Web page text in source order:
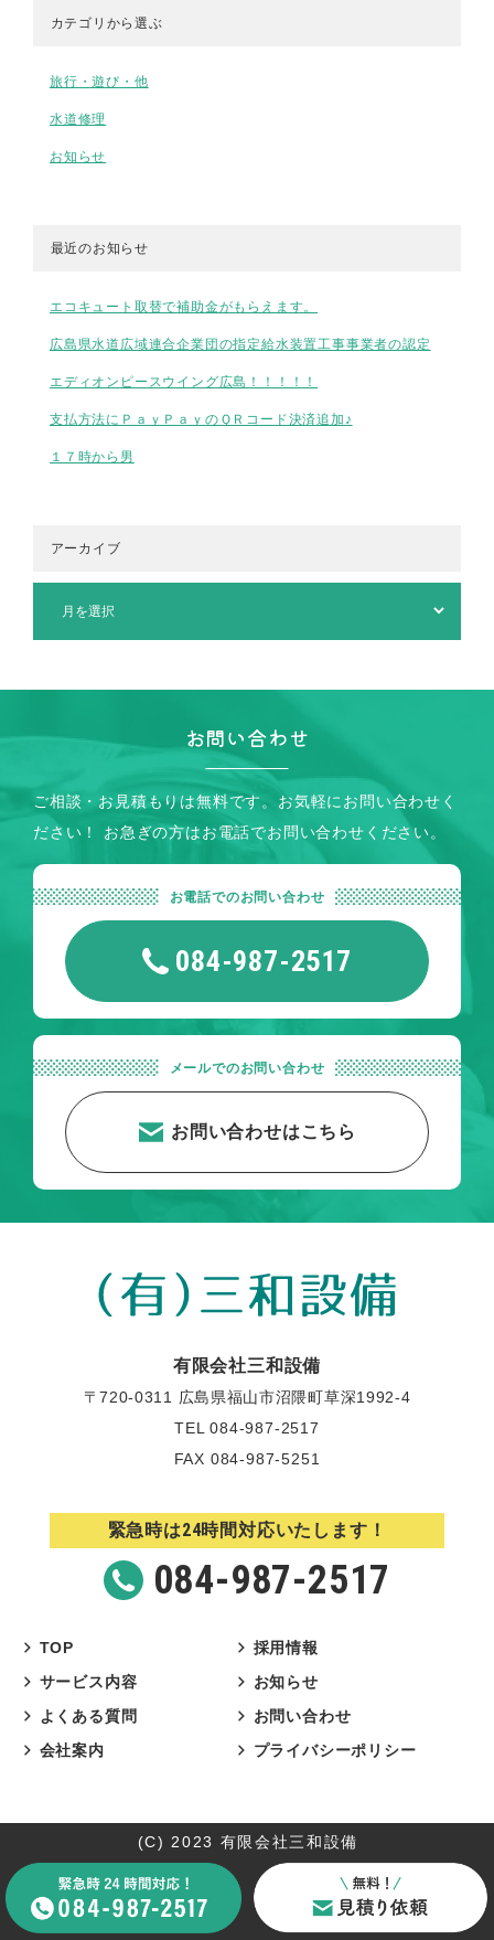
カテゴリから選ぶ
旅行・遊び・他
水道修理
お知らせ
最近のお知らせ
エコキュート取替で補助金がもらえます。
広島県水道広域連合企業団の指定給水装置工事事業者の認定
エディオンピースウイング広島！！！！！
支払方法にＰａｙＰａｙのＱＲコード決済追加♪
１７時から男
アーカイブ
お問い合わせ
ご相談・お見積もりは無料です。お気軽にお問い合わせく
ださい！
お急ぎの方はお電話でお問い合わせください。
お電話でのお問い合わせ
084-987-2517
メールでのお問い合わせ
お問い合わせはこちら
有限会社三和設備
〒720-0311 広島県福山市沼隈町草深1992-4
TEL084-987-2517
FAX 084-987-5251
緊急時は24時間対応いたします！
084-987-2517
TOP
サービス内容
よくある質問
会社案内
採用情報
お知らせ
お問い合わせ
プライバシーポリシー
(C) 2023 有限会社三和設備